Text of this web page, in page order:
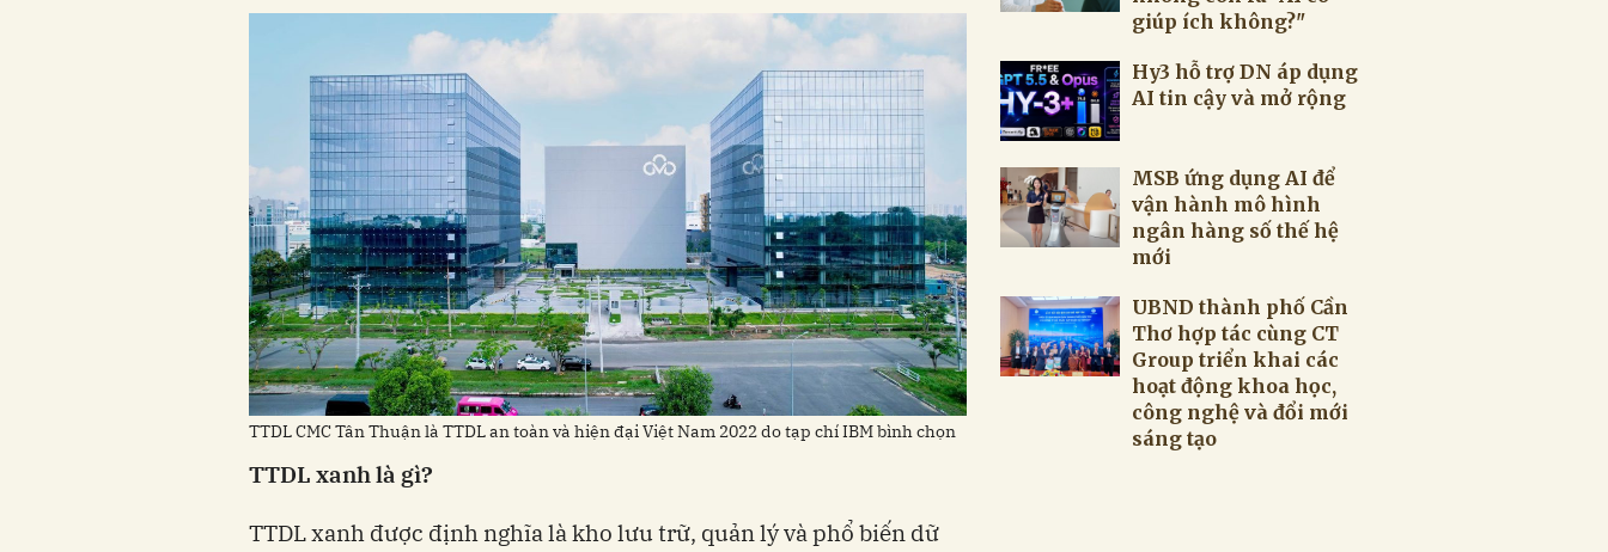
TTDL CMC Tân Thuận là TTDL an toàn và hiện đại Việt Nam 2022 do tạp chí IBM bình chọn
TTDL xanh là gì?
TTDL xanh được định nghĩa là kho lưu trữ, quản lý và phổ biến dữ
giúp ích không?"
Hy3 hỗ trợ DN áp dụng
AI tin cậy và mở rộng
MSB ứng dụng AI để
vận hành mô hình
ngân hàng số thế hệ
mới
UBND thành phố Cần
Thơ hợp tác cùng CT
Group triển khai các
hoạt động khoa học,
công nghệ và đổi mới
sáng tạo